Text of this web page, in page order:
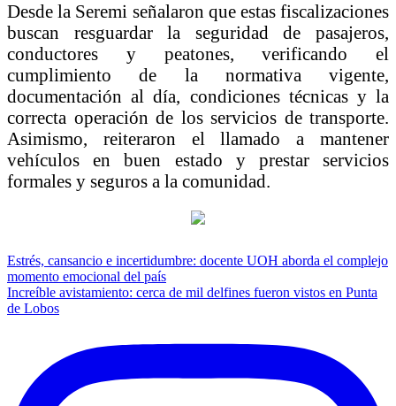
Desde la Seremi señalaron que estas fiscalizaciones
buscan resguardar la seguridad de pasajeros,
conductores y peatones, verificando el
cumplimiento de la normativa vigente,
documentación al día, condiciones técnicas y la
correcta operación de los servicios de transporte.
Asimismo, reiteraron el llamado a mantener
vehículos en buen estado y prestar servicios
formales y seguros a la comunidad.
Navegación
de
entradas
Estrés, cansancio e incertidumbre: docente UOH aborda el complejo
momento emocional del país
Increíble avistamiento: cerca de mil delfines fueron vistos en Punta
de Lobos